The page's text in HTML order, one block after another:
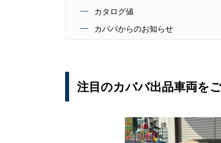
カタログ値
カババからのお知らせ
注目のカババ出品車両を